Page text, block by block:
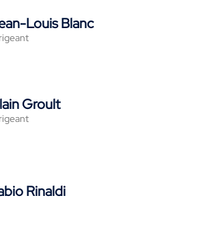
Louis Blanc
Groult
Rinaldi